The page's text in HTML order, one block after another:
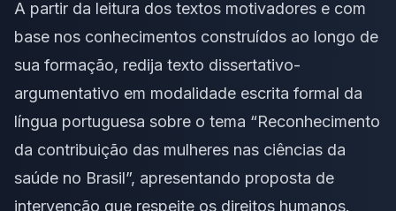
A partir da leitura dos textos motivadores e com
base nos conhecimentos construídos ao longo de
sua formação, redija texto dissertativo-
argumentativo em modalidade escrita formal da
língua portuguesa sobre o tema “Reconhecimento
da contribuição das mulheres nas ciências da
saúde no Brasil”, apresentando proposta de
intervenção que respeite os direitos humanos.